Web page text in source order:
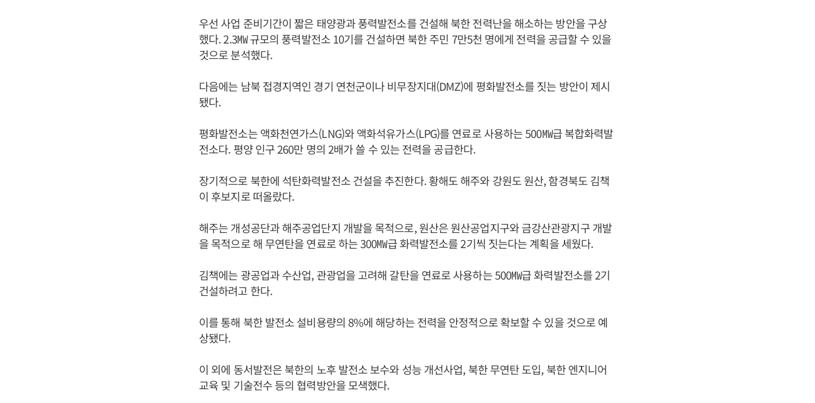
우선 사업 준비기간이 짧은 태양광과 풍력발전소를 건설해 북한 전력난을 해소하는 방안을 구상
했다. 2.3㎿ 규모의 풍력발전소 10기를 건설하면 북한 주민 7만5천 명에게 전력을 공급할 수 있을
것으로 분석했다.
다음에는 남북 접경지역인 경기 연천군이나 비무장지대(DMZ)에 평화발전소를 짓는 방안이 제시
됐다.
평화발전소는 액화천연가스(LNG)와 액화석유가스(LPG)를 연료로 사용하는 500㎿급 복합화력발
전소다. 평양 인구 260만 명의 2배가 쓸 수 있는 전력을 공급한다.
장기적으로 북한에 석탄화력발전소 건설을 추진한다. 황해도 해주와 강원도 원산, 함경북도 김책
이 후보지로 떠올랐다.
해주는 개성공단과 해주공업단지 개발을 목적으로, 원산은 원산공업지구와 금강산관광지구 개발
을 목적으로 해 무연탄을 연료로 하는 300㎿급 화력발전소를 2기씩 짓는다는 계획을 세웠다.
김책에는 광공업과 수산업, 관광업을 고려해 갈탄을 연료로 사용하는 500㎿급 화력발전소를 2기
건설하려고 한다.
이를 통해 북한 발전소 설비용량의 8%에 해당하는 전력을 안정적으로 확보할 수 있을 것으로 예
상됐다.
이 외에 동서발전은 북한의 노후 발전소 보수와 성능 개선사업, 북한 무연탄 도입, 북한 엔지니어
교육 및 기술전수 등의 협력방안을 모색했다.